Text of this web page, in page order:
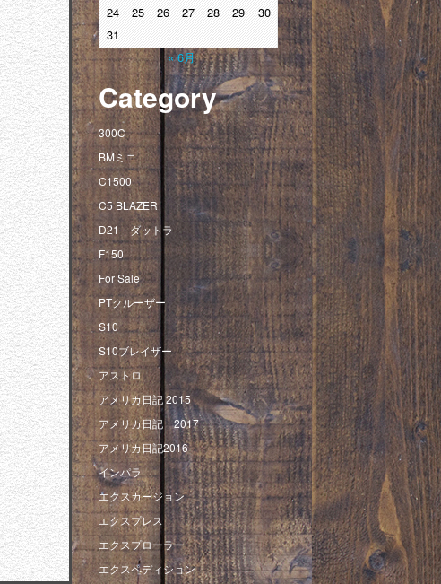
24
25 26 27 28 29
30
31
« 6月
Category
300C
BMミニ
C1500
C5 BLAZER
D21 ダットラ
F150
For Sale
PTクルーザー
S10
S10ブレイザー
アストロ
アメリカ日記 2015
アメリカ日記 2017
アメリカ日記2016
インパラ
エクスカージョン
エクスプレス
エクスプローラー
エクスペディション